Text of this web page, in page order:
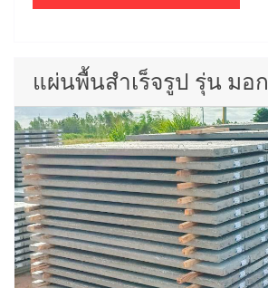
แผ่นพื้นสำเร็จรูป รุ่น มอก